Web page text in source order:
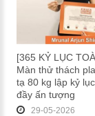
[365 KỶ LỤC
Màn thử thách
tạ 80 kg lập kỷ
đầy ấn tượng
29-05-2026